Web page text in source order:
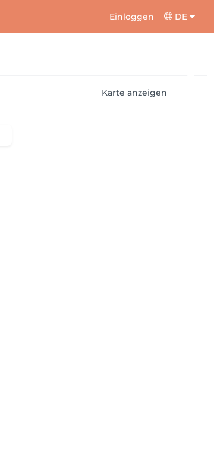
Einloggen DE
Karte anzeigen